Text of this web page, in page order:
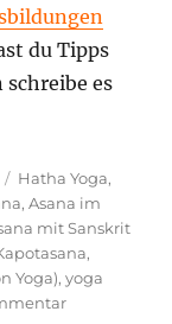
du Tipps
schreibe es
Kategorien
Hatha Yoga,
,Asana im
mit Sanskrit
,
Yoga),yoga
zu